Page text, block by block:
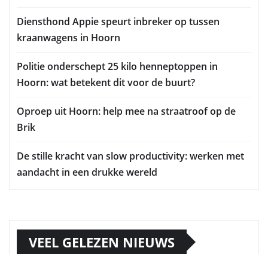
Diensthond Appie speurt inbreker op tussen
kraanwagens in Hoorn
Politie onderschept 25 kilo henneptoppen in
Hoorn: wat betekent dit voor de buurt?
Oproep uit Hoorn: help mee na straatroof op de
Brik
De stille kracht van slow productivity: werken met
aandacht in een drukke wereld
VEEL GELEZEN NIEUWS